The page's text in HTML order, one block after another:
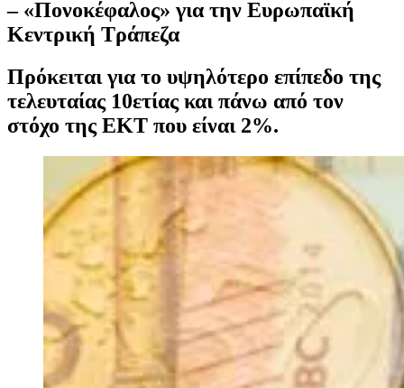
– «Πονοκέφαλος» για την Ευρωπαϊκή
Κεντρική Τράπεζα
Πρόκειται για το υψηλότερο επίπεδο της
τελευταίας 10ετίας και πάνω από τον
στόχο της ΕΚΤ που είναι 2%.